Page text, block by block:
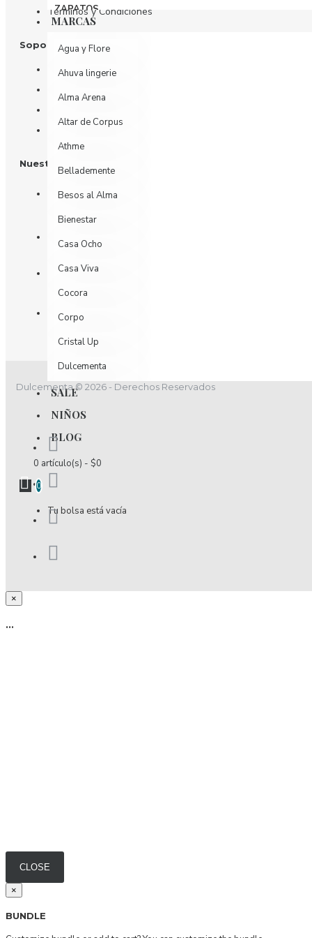
ZAPATOS
MARCAS
Agua y Flore
Ahuva lingerie
Alma Arena
Altar de Corpus
Athme
Bellademente
Besos al Alma
Bienestar
Casa Ocho
Casa Viva
Cocora
Corpo
Cristal Up
Dulcementa
Dulzamara
D´luchi
Effekt Nutrition
Elixir
Esencia
Láu De Lá
Le Soleil
SALE
NIÑOS
BLOG
0 artículo(s) - $0
0
Tu bolsa está vacía
Términos y Condiciones
Soporte al Cliente
Contáctenos
Historial de Pedidos
Nuestras Redes
Dulcementa © 2026 - Derechos Reservados
×
...
CLOSE
×
BUNDLE